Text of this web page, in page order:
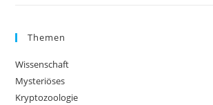
Themen
Wissenschaft
Mysteriöses
Kryptozoologie